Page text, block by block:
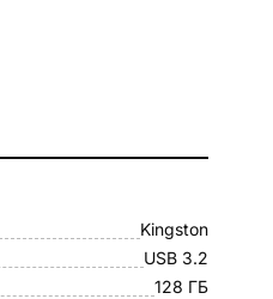
Kingston
USB 3.2
128 ГБ